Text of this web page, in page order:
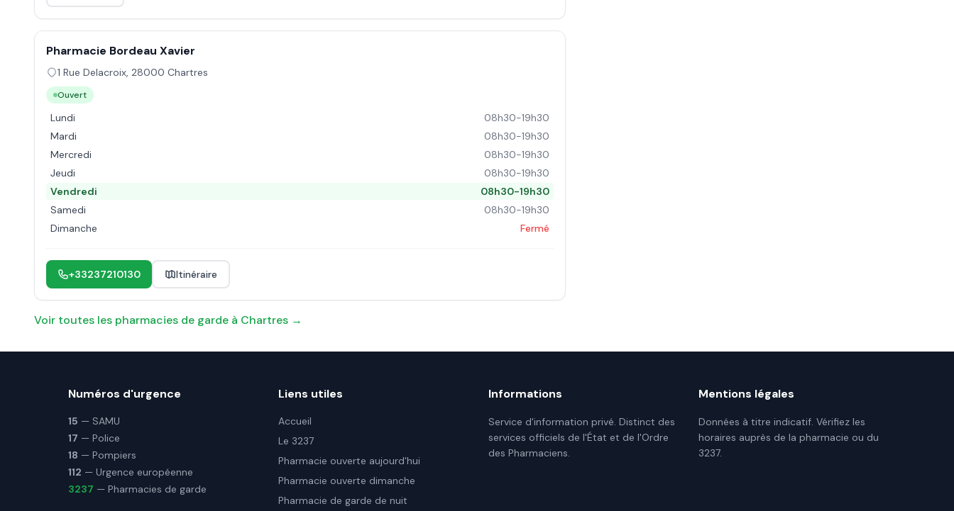
Pharmacie Bordeau Xavier
1 Rue Delacroix, 28000 Chartres
Ouvert
Lundi
08h30-19h30
Mardi
08h30-19h30
Mercredi
08h30-19h30
Jeudi
08h30-19h30
Vendredi
08h30-19h30
Samedi
08h30-19h30
Dimanche
Fermé
+33237210130 Itinéraire
Voir toutes les pharmacies de garde à Chartres →
Numéros d'urgence
15 — SAMU
17 — Police
18 — Pompiers
112 — Urgence européenne
3237 — Pharmacies de garde
Liens utiles
Accueil
Le 3237
Pharmacie ouverte aujourd'hui
Pharmacie ouverte dimanche
Pharmacie de garde de nuit
Informations
Service d'information privé. Distinct des
services officiels de l'État et de l'Ordre
des Pharmaciens.
Mentions légales
Données à titre indicatif. Vérifiez les
horaires auprès de la pharmacie ou du
3237.